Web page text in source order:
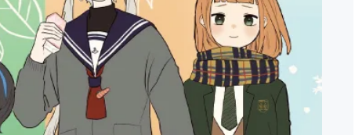
書籍・雑誌出版
チャレンジ ビューテ